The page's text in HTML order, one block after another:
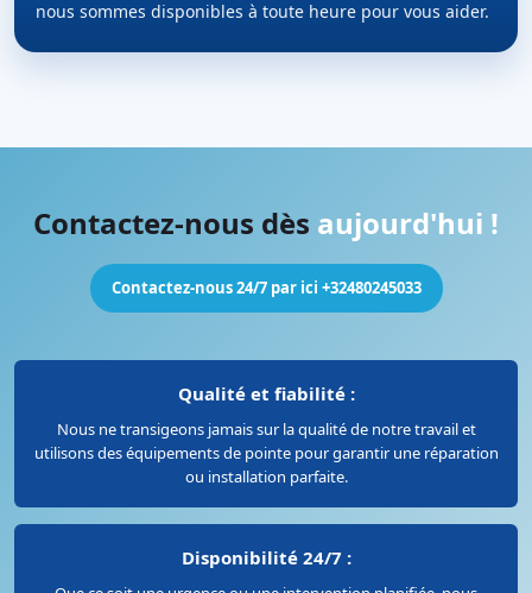
nous sommes disponibles à toute heure pour vous aider.
Contactez-nous dès aujourd'hui !
Contactez-nous 24/7 par ici +32480245033
Qualité et fiabilité :
Nous ne transigeons jamais sur la qualité de notre travail et
utilisons des équipements de pointe pour garantir une réparation
ou installation parfaite.
Disponibilité 24/7 :